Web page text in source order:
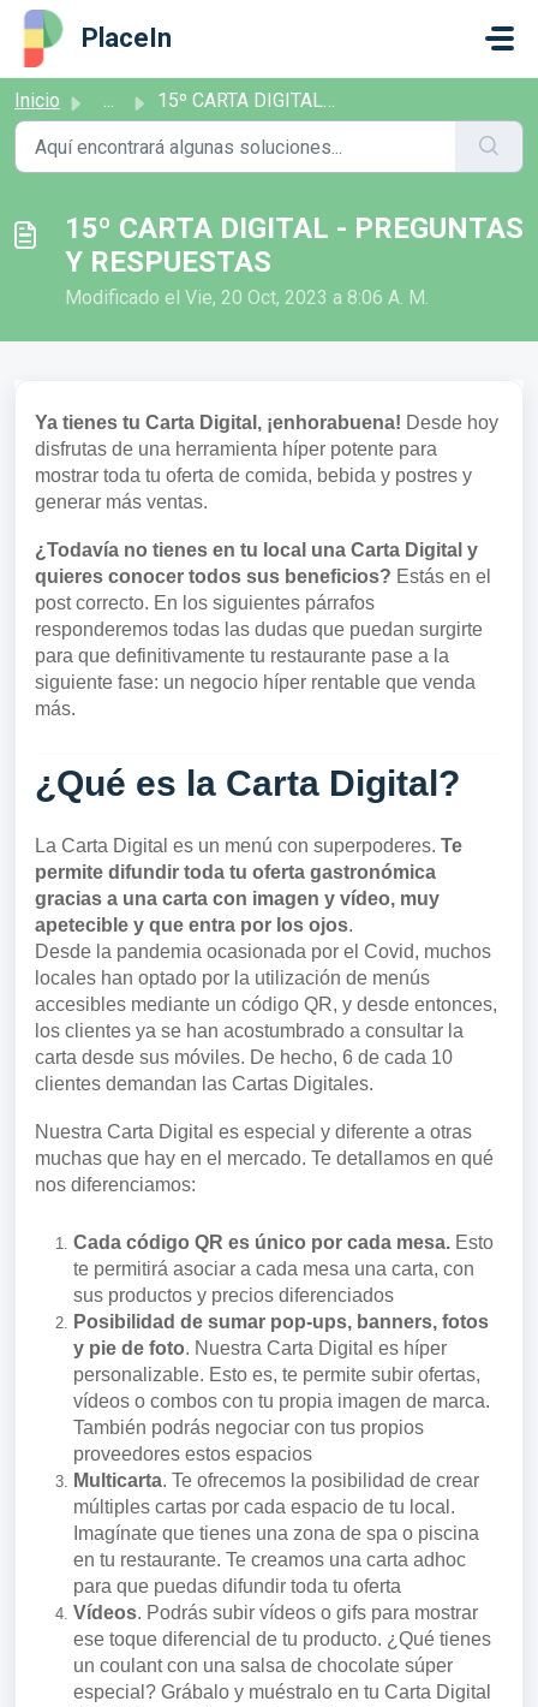
Saltar al contenido principal
PlaceIn
Inicio ... 15º CARTA DIGITAL - PREGUNTAS Y RESPUESTAS
15º CARTA DIGITAL - PREGUNTAS
Y RESPUESTAS
Modificado el Vie, 20 Oct, 2023 a 8:06 A. M.
Ya tienes tu Carta Digital, ¡enhorabuena! Desde hoy
disfrutas de una herramienta híper potente para
mostrar toda tu oferta de comida, bebida y postres y
generar más ventas.
¿Todavía no tienes en tu local una Carta Digital y
quieres conocer todos sus beneficios? Estás en el
post correcto. En los siguientes párrafos
responderemos todas las dudas que puedan surgirte
para que definitivamente tu restaurante pase a la
siguiente fase: un negocio híper rentable que venda
más.
¿Qué es la Carta Digital?
La Carta Digital es un menú con superpoderes. Te
permite difundir toda tu oferta gastronómica
gracias a una carta con imagen y vídeo, muy
apetecible y que entra por los ojos.
Desde la pandemia ocasionada por el Covid, muchos
locales han optado por la utilización de menús
accesibles mediante un código QR, y desde entonces,
los clientes ya se han acostumbrado a consultar la
carta desde sus móviles. De hecho, 6 de cada 10
clientes demandan las Cartas Digitales.
Nuestra Carta Digital es especial y diferente a otras
muchas que hay en el mercado. Te detallamos en qué
nos diferenciamos:
Cada código QR es único por cada mesa. Esto
te permitirá asociar a cada mesa una carta, con
sus productos y precios diferenciados
Posibilidad de sumar pop-ups, banners, fotos
y pie de foto. Nuestra Carta Digital es híper
personalizable. Esto es, te permite subir ofertas,
vídeos o combos con tu propia imagen de marca.
También podrás negociar con tus propios
proveedores estos espacios
Multicarta. Te ofrecemos la posibilidad de crear
múltiples cartas por cada espacio de tu local.
Imagínate que tienes una zona de spa o piscina
en tu restaurante. Te creamos una carta adhoc
para que puedas difundir toda tu oferta
Vídeos. Podrás subir vídeos o gifs para mostrar
ese toque diferencial de tu producto. ¿Qué tienes
un coulant con una salsa de chocolate súper
especial? Grábalo y muéstralo en tu Carta Digital